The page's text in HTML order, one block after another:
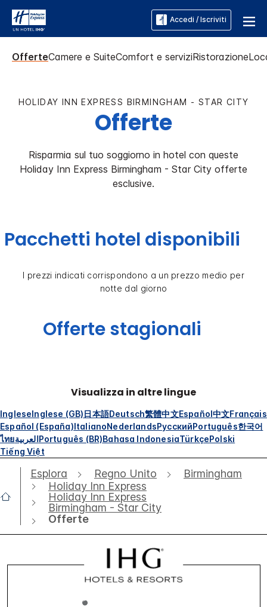
Accedi / Iscriviti
OfferteCamere e SuiteComfort e serviziRistorazione
HOLIDAY INN EXPRESS BIRMINGHAM - STAR CITY
Offerte
Risparmia sul tuo soggiorno in hotel con queste
Holiday Inn Express Birmingham - Star City offerte
esclusive.
Pacchetti hotel disponibili
I prezzi indicati corrispondono a un prezzo medio per
notte dal giorno
Offerte stagionali
Visualizza in altre lingue
IngleseInglese (GB)日本語Deutsch繁體中文Español中文Français
Español (España)ItalianoNederlandsРусскийPortuguês한국어
ไทยالعربيةPortuguês (BR)Bahasa IndonesiaTürkçePolski
Tiếng Việt
Esplora Regno Unito
Birmingham
Holiday Inn Express
Holiday Inn Express
Birmingham - Star City
Offerte